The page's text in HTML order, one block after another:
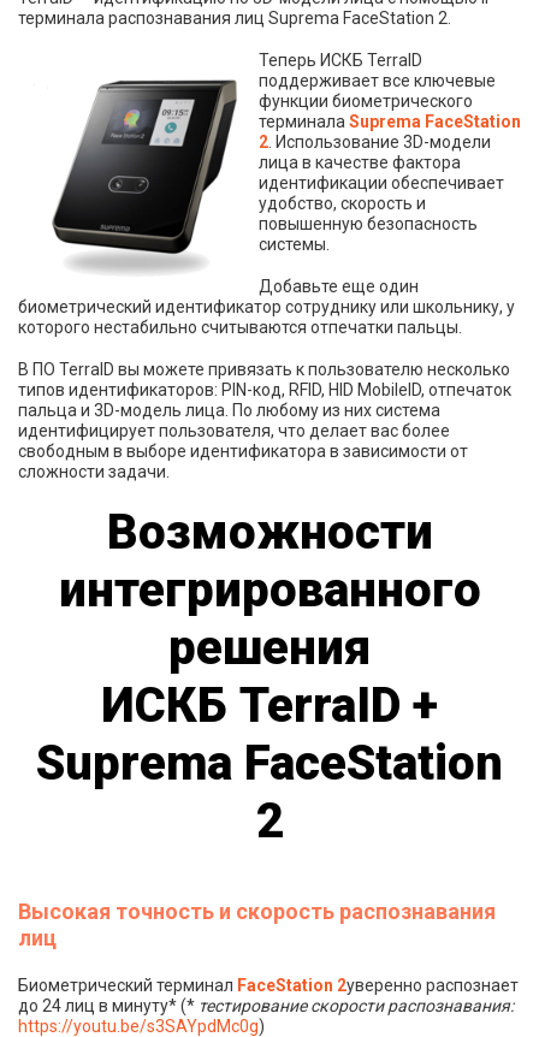
терминала распознавания лиц Suprema FaceStation 2.
Теперь ИСКБ TerraID
поддерживает все ключевые
функции биометрического
терминала Suprema FaceStation
2 . Использование 3D-модели
лица в качестве фактора
идентификации обеспечивает
удобство, скорость и
повышенную безопасность
системы.
Добавьте еще один
биометрический идентификатор сотруднику или школьнику, у
которого нестабильно считываются отпечатки пальцы.
В ПО TerraID вы можете привязать к пользователю несколько
типов идентификаторов: PIN-код, RFID, HID MobileID, отпечаток
пальца и 3D-модель лица. По любому из них система
идентифицирует пользователя, что делает вас более
свободным в выборе идентификатора в зависимости от
сложности задачи.
Возможности
интегрированного
решения
ИСКБ TerraID +
Suprema FaceStation
2
Высокая точность и скорость распознавания
лиц
Биометрический терминал FaceStation 2уверенно распознает
до 24 лиц в минуту* (* тестирование скорости распознавания:
https://youtu.be/s3SAYpdMc0g)